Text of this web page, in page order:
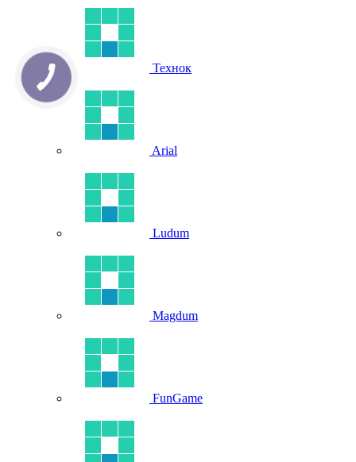
Технок
Arial
Ludum
Magdum
FunGame